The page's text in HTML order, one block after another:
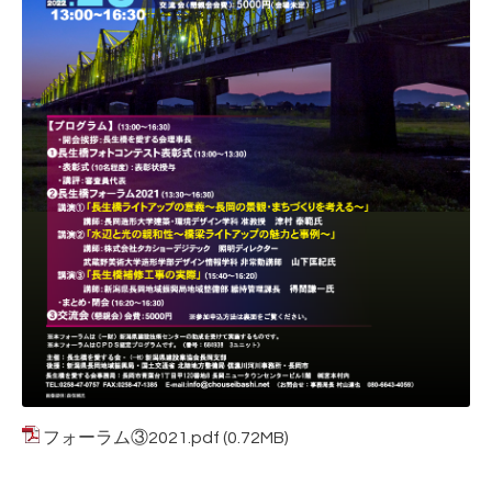
フォーラム③2021.pdf (0.72MB)